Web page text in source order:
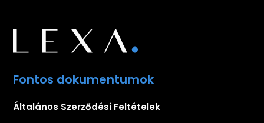
Fontos dokumentumok
Általános Szerződési Feltételek